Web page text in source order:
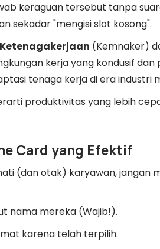
keraguan tersebut tanpa
sekadar "mengisi slot kosong".
(Kemnaker)
kerja yang kondusif
tenaga kerja di era industri
produktivitas yang lebih
Card yang Efektif
(dan otak) karyawan, jangan
nama mereka (Wajib!).
karena telah terpilih.